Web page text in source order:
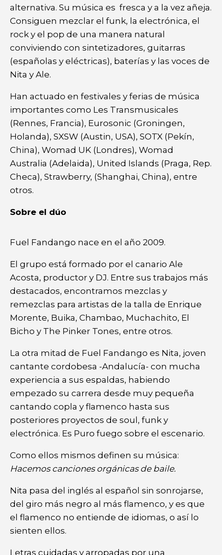
alternativa. Su música es fresca y a la vez añeja.
Consiguen mezclar el funk, la electrónica, el
rock y el pop de una manera natural
conviviendo con sintetizadores, guitarras
(españolas y eléctricas), baterías y las voces de
Nita y Ale.
Han actuado en festivales y ferias de música
importantes como Les Transmusicales
(Rennes, Francia), Eurosonic (Groningen,
Holanda), SXSW (Austin, USA), SOTX (Pekín,
China), Womad UK (Londres), Womad
Australia (Adelaida), United Islands (Praga, Rep.
Checa), Strawberry, (Shanghai, China), entre
otros.
Sobre el dúo
Fuel Fandango nace en el año 2009.
El grupo está formado por el canario Ale
Acosta, productor y DJ. Entre sus trabajos más
destacados, encontramos mezclas y
remezclas para artistas de la talla de Enrique
Morente, Buika, Chambao, Muchachito, El
Bicho y The Pinker Tones, entre otros.
La otra mitad de Fuel Fandango es Nita, joven
cantante cordobesa -Andalucía- con mucha
experiencia a sus espaldas, habiendo
empezado su carrera desde muy pequeña
cantando copla y flamenco hasta sus
posteriores proyectos de soul, funk y
electrónica. Es Puro fuego sobre el escenario.
Como ellos mismos definen su música:
Hacemos canciones orgánicas de baile.
Nita pasa del inglés al español sin sonrojarse,
del giro más negro al más flamenco, y es que
el flamenco no entiende de idiomas, o así lo
sienten ellos.
Letras cuidadas y arropadas por una